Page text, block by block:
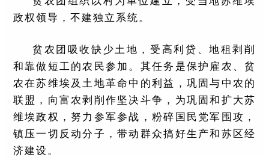
政权领导，不建独立系统。
贫农团吸收缺少土地，受高利贷、地租剥削
和靠做短工的农民参加。其任务是保护雇农、贫
农在苏维埃及土地革命中的利益，巩固与中农的
联盟，向富农剥削作坚决斗争，为巩固和扩大苏
维埃政权，努力参军参战，粉碎国民党军围攻，
镇压一切反动分子，带动群众搞好生产和苏区经
济建设。